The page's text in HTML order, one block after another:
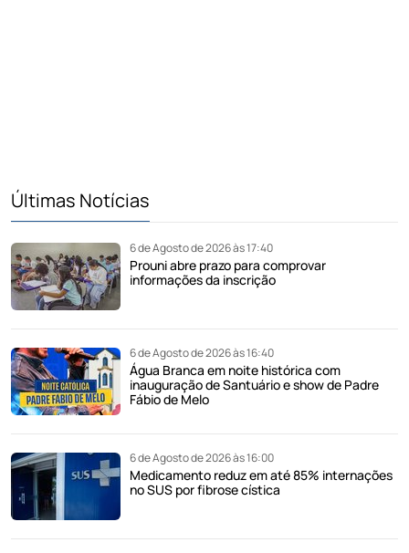
Últimas Notícias
6 de Agosto de 2026 às 17:40
Prouni abre prazo para comprovar
informações da inscrição
6 de Agosto de 2026 às 16:40
Água Branca em noite histórica com
inauguração de Santuário e show de Padre
Fábio de Melo
6 de Agosto de 2026 às 16:00
Medicamento reduz em até 85% internações
no SUS por fibrose cística